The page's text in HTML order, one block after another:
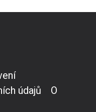
údajů
O